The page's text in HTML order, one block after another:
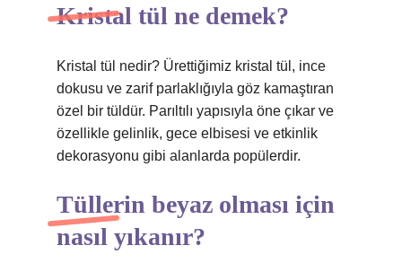
Kristal tül ne demek?
Kristal tül nedir? Ürettiğimiz kristal tül, ince
dokusu ve zarif parlaklığıyla göz kamaştıran
özel bir tüldür. Parıltılı yapısıyla öne çıkar ve
özellikle gelinlik, gece elbisesi ve etkinlik
dekorasyonu gibi alanlarda popülerdir.
Tüllerin beyaz olması için
nasıl yıkanır?